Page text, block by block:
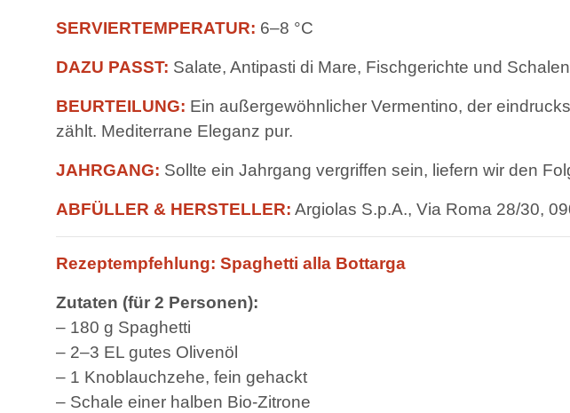
SERVIERTEMPERATUR: 6–8 °C
DAZU PASST: Salate, Antipasti di Mare, Fischgerichte und
BEURTEILUNG: Ein außergewöhnlicher Vermentino, der
zählt. Mediterrane Eleganz pur.
JAHRGANG: Sollte ein Jahrgang vergriffen sein, liefern wir den
ABFÜLLER & HERSTELLER: Argiolas S.p.A., Via Roma 28/30,
Rezeptempfehlung: Spaghetti alla Bottarga
Zutaten (für 2 Personen):
– 180 g Spaghetti
– 2–3 EL gutes Olivenöl
– 1 Knoblauchzehe, fein gehackt
– Schale einer halben Bio-Zitrone